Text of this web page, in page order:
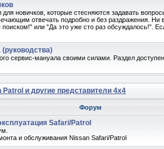
для новичков, которые стесняются задавать
отвечать подробно и без раздражения. Ни
поиском!" или "Да это уже сто раз обсуждалось!".
сервис-мануала своими силами. Раздел
и другие представители 4x4
Форум
Safari/Patrol
и обслуживания Nissan Safari/Patrol